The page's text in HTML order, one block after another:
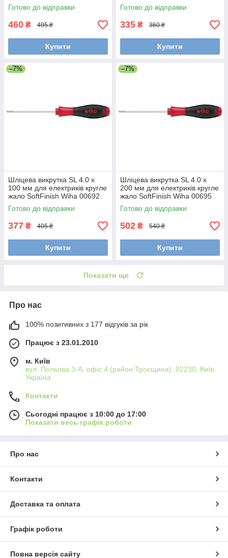
Готово до відправки
460 ₴ 495 ₴
Купити
Готово до відправки
335 ₴ 360 ₴
Купити
–7%
Шліцева викрутка SL 4.0 х
100 мм для електриків кругле
жало SoftFinish Wiha 00692
Готово до відправки
377 ₴ 405 ₴
Купити
–7%
Шліцева викрутка SL 4.0 х
200 мм для електриків кругле
жало SoftFinish Wiha 00695
Готово до відправки
502 ₴ 540 ₴
Купити
Показати ще
Про нас
100% позитивних з 177 відгуків за рік
Працює з 23.01.2010
м. Київ
вул. Польова 3-А, офіс 4 (район Троєщина), 02230, Київ,
Україна
Контакти
Сьогодні працює з 10:00 до 17:00
Показати весь графік роботи
Про нас
Контакти
Доставка та оплата
Графік роботи
Повна версія сайту